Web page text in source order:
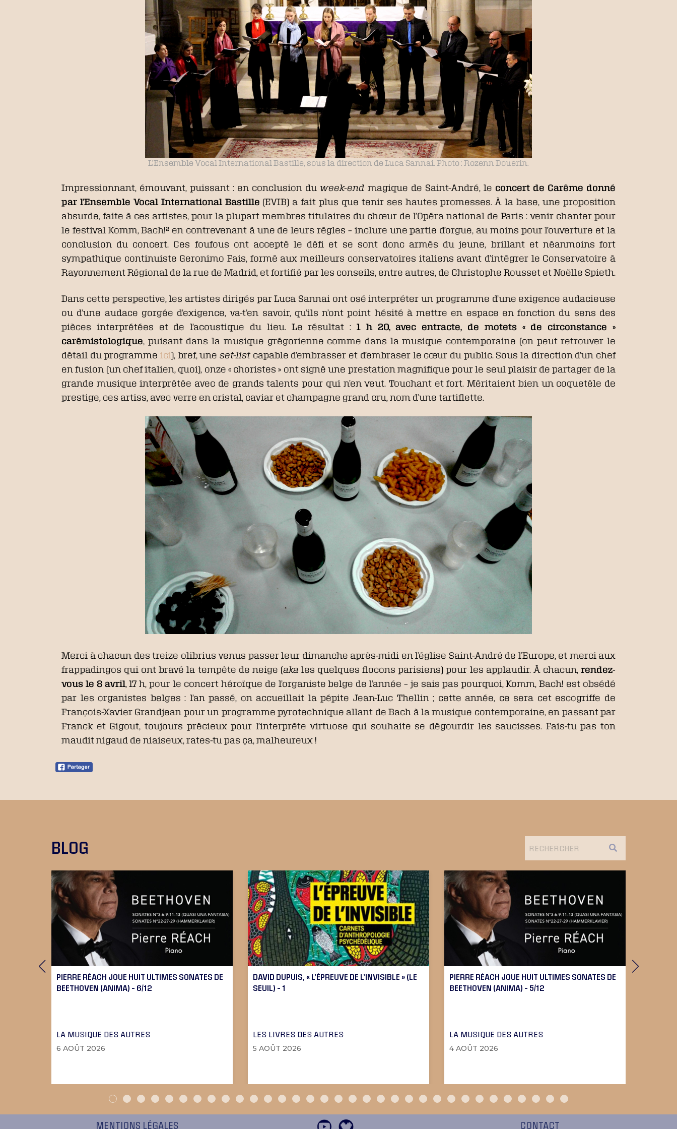
L’Ensemble Vocal International Bastille, sous la direction de Luca Sannai. Photo : Rozenn Douerin.
Impressionnant, émouvant, puissant : en conclusion du week-end magique de Saint-André, le concert de Carême donné
par l’Ensemble Vocal International Bastille (EVIB) a fait plus que tenir ses hautes promesses. À la base, une proposition
absurde, faite à ces artistes, pour la plupart membres titulaires du chœur de l’Opéra national de Paris : venir chanter pour
le festival Komm, Bach!² en contrevenant à une de leurs règles – inclure une partie d’orgue, au moins pour l’ouverture et la
conclusion du concert. Ces foufous ont accepté le défi et se sont donc armés du jeune, brillant et néanmoins fort
sympathique continuiste Geronimo Fais, formé aux meilleurs conservatoires italiens avant d’intégrer le Conservatoire à
Rayonnement Régional de la rue de Madrid, et fortifié par les conseils, entre autres, de Christophe Rousset et Noëlle Spieth.
Dans cette perspective, les artistes dirigés par Luca Sannai ont osé interpréter un programme d’une exigence audacieuse
ou d’une audace gorgée d’exigence, va-t’en savoir, qu’ils n’ont point hésité à mettre en espace en fonction du sens des
pièces interprétées et de l’acoustique du lieu. Le résultat : 1 h 20, avec entracte, de motets « de circonstance »
carémistologique, puisant dans la musique grégorienne comme dans la musique contemporaine (on peut retrouver le
détail du programmeici), bref, uneset-listcapable d’embrasser et d’embraser le cœur du public. Sous la direction d’un chef
en fusion (un chef italien, quoi), onze « choristes » ont signé une prestation magnifique pour le seul plaisir de partager de la
grande musique interprétée avec de grands talents pour qui n’en veut. Touchant et fort. Méritaient bien un coquetèle de
prestige, ces artiss, avec verre en cristal, caviar et champagne grand cru, nom d’une tartiflette.
Merci à chacun des treize olibrius venus passer leur dimanche après-midi en l’église Saint-André de l’Europe, et merci aux
frappadingos qui ont bravé la tempête de neige (aka les quelques flocons parisiens) pour les applaudir. À chacun,rendez-
vous le 8 avril , 17 h, pour le concert héroïque de l’organiste belge de l’année – je sais pas pourquoi, Komm, Bach! est obsédé
par les organistes belges : l’an passé, on accueillait la pépite Jean-Luc Thellin ; cette année, ce sera cet escogriffe de
François-Xavier Grandjean pour un programme pyrotechnique allant de Bach à la musique contemporaine, en passant par
Franck et Gigout, toujours précieux pour l’interprète virtuose qui souhaite se dégourdir les saucisses. Fais-tu pas ton
maudit nigaud de niaiseux, rates-tu pas ça, malheureux !
BLOG
PIERRE RÉACH JOUE HUIT ULTIMES SONATES DE
BEETHOVEN (ANIMA) – 6/12
LA MUSIQUE DES AUTRES
6 AOÛT 2026
DAVID DUPUIS, « L’ÉPREUVE DE L’INVISIBLE » (LE
SEUIL) – 1
LES LIVRES DES AUTRES
5 AOÛT 2026
PIERRE RÉACH JOUE HUIT ULTIMES SONATES DE
BEETHOVEN (ANIMA) – 5/12
LA MUSIQUE DES AUTRES
4 AOÛT 2026
MENTIONS LÉGALES CONTACT